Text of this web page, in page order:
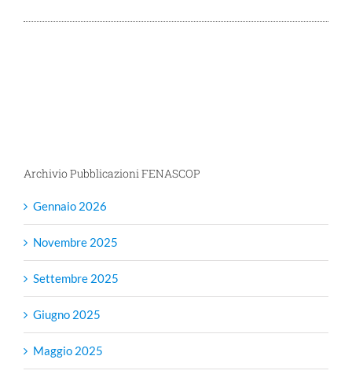
Archivio Pubblicazioni FENASCOP
Gennaio 2026
Novembre 2025
Settembre 2025
Giugno 2025
Maggio 2025